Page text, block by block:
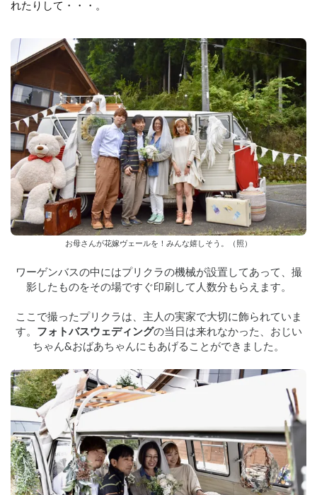
れたりして・・・。
お母さんが花嫁ヴェールを！みんな嬉しそう。（照）
ワーゲンバスの中にはプリクラの機械が設置してあって、撮
影したものをその場ですぐ印刷して人数分もらえます。
ここで撮ったプリクラは、主人の実家で大切に飾られていま
す。 フォトバスウェディングの当日は来れなかった、おじい
ちゃん&おばあちゃんにもあげることができました。